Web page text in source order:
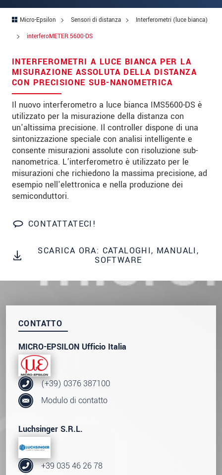
Micro-Epsilon Sensori di distanza
Interferometri (luce bianca)
interferoMETER 5600-DS
INTERFEROMETRI A LUCE BIANCA PER LA
MISURAZIONE ASSOLUTA DELLA DISTANZA
CON PRECISIONE SUB-NANOMETRICA
Il nuovo interferometro a luce bianca IMS5600-DS è
utilizzato per la misurazione della distanza con
un'altissima precisione. Il controller dispone di una
sintonizzazione speciale con analisi intelligente e
consente misurazioni assolute con risoluzione sub-
nanometrica. L’interferometro è utilizzato per le
misurazioni che richiedono la massima precisione, ad
esempio nell'elettronica e nella produzione dei
semiconduttori.
CONTATTATECI!
SCARICA ORA: CATALOGHI, MANUALI,
SOFTWARE
CONTATTO
MICRO-EPSILON Ufficio Italia
(+39) 0376 387100
Modulo di contatto
Luchsinger S.R.L.
+39 035 46 26 78
Codice postale
Paese*
Telefono
E-mail*
Messaggio *
Vi prego di tenermi informato sulle
innovazioni dei prodotti via e-mail.
We treat your data confidentially. Please read our